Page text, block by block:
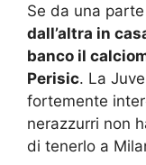
Se da una
dall’altra in
banco il
Perisic. La
fortemente
nerazzurri non
di tenerlo a